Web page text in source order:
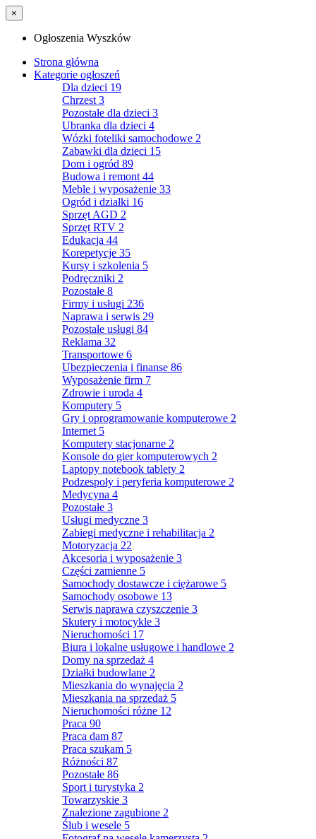
×
Ogłoszenia Wyszków
Strona główna
Kategorie ogłoszeń
Dla dzieci 19
Chrzest 3
Pozostałe dla dzieci 3
Ubranka dla dzieci 4
Wózki foteliki samochodowe 2
Zabawki dla dzieci 15
Dom i ogród 89
Budowa i remont 44
Meble i wyposażenie 33
Ogród i działki 16
Sprzęt AGD 2
Sprzęt RTV 2
Edukacja 44
Korepetycje 35
Kursy i szkolenia 5
Podręczniki 2
Pozostałe 8
Firmy i usługi 236
Naprawa i serwis 29
Pozostałe usługi 84
Reklama 32
Transportowe 6
Ubezpieczenia i finanse 86
Wyposażenie firm 7
Zdrowie i uroda 4
Komputery 5
Gry i oprogramowanie komputerowe 2
Internet 5
Komputery stacjonarne 2
Konsole do gier komputerowych 2
Laptopy notebook tablety 2
Podzespoły i peryferia komputerowe 2
Medycyna 4
Pozostałe 3
Usługi medyczne 3
Zabiegi medyczne i rehabilitacja 2
Motoryzacja 22
Akcesoria i wyposażenie 3
Części zamienne 5
Samochody dostawcze i ciężarowe 5
Samochody osobowe 13
Serwis naprawa czyszczenie 3
Skutery i motocykle 3
Nieruchomości 17
Biura i lokalne usługowe i handlowe 2
Domy na sprzedaż 4
Działki budowlane 2
Mieszkania do wynajęcia 2
Mieszkania na sprzedaż 5
Nieruchomości różne 12
Praca 90
Praca dam 87
Praca szukam 5
Różności 87
Pozostałe 86
Sport i turystyka 2
Towarzyskie 3
Znalezione zagubione 2
Ślub i wesele 5